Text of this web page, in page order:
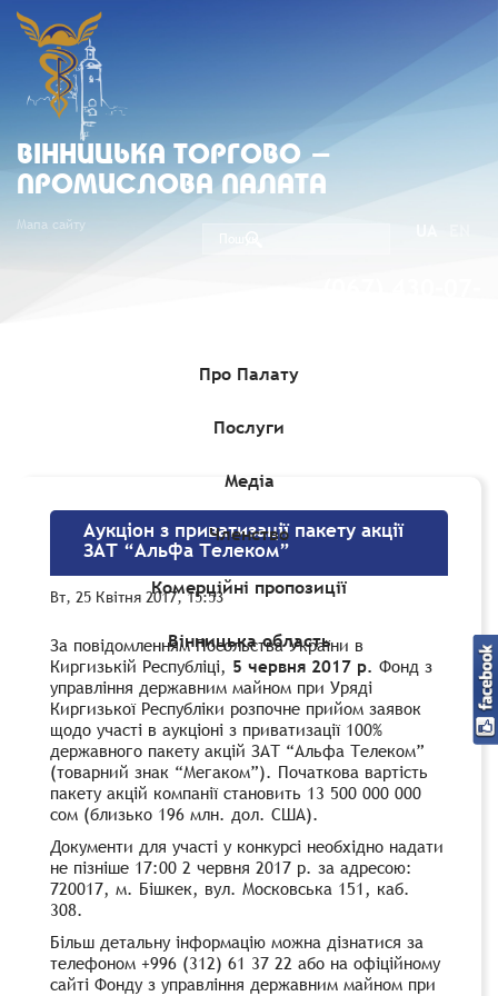
ВIННИЦЬКА ТОРГОВО -
ПРОМИСЛОВА ПАЛАТА
Мапа сайту
Про Палату
Послуги
Медіа
Членство
Комерційні пропозиції
Вінницька область
Комерційні пропозиції»Аукціон з приватизації
Аукціон з приватизації пакету акції
ЗАТ “Альфа Телеком”
Вт, 25 Квітня 2017, 15:53
За повідомленням Посольства України в
Киргизькій Республіці, 5 червня 2017 р. Фонд з
управління державним майном при Уряді
Киргизької Республіки розпочне прийом заявок
щодо участі в аукціоні з приватизації 100%
державного пакету акцій ЗАТ “Альфа Телеком”
(товарний знак “Мегаком”). Початкова вартість
пакету акцій компанії становить 13 500 000 000
сом (близько 196 млн. дол. США).
Документи для участі у конкурсі необхідно надати
не пізніше 17:00 2 червня 2017 р. за адресою:
720017, м. Бішкек, вул. Московська 151, каб.
308.
Більш детальну інформацію можна дізнатися за
телефоном +996 (312) 61 37 22 або на офіційному
сайті Фонду з управління державним майном при